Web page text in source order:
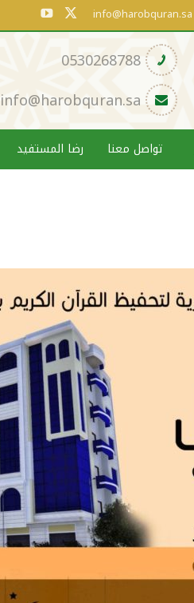
info@harobquran.sa


تواصل معنا رضا المستفيد